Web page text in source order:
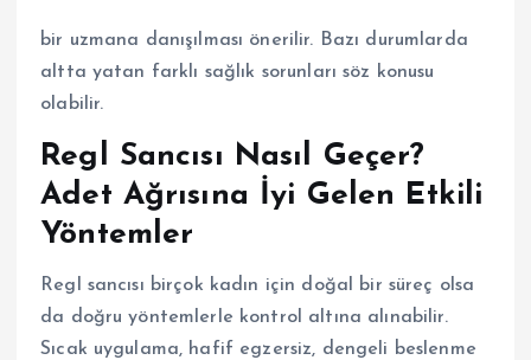
bir uzmana danışılması önerilir. Bazı durumlarda
altta yatan farklı sağlık sorunları söz konusu
olabilir.
Regl Sancısı Nasıl Geçer?
Adet Ağrısına İyi Gelen Etkili
Yöntemler
Regl sancısı birçok kadın için doğal bir süreç olsa
da doğru yöntemlerle kontrol altına alınabilir.
Sıcak uygulama, hafif egzersiz, dengeli beslenme